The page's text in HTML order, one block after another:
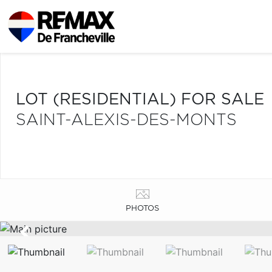
LOT (RESIDENTIAL) FOR SALE
SAINT-ALEXIS-DES-MONTS
PHOTOS